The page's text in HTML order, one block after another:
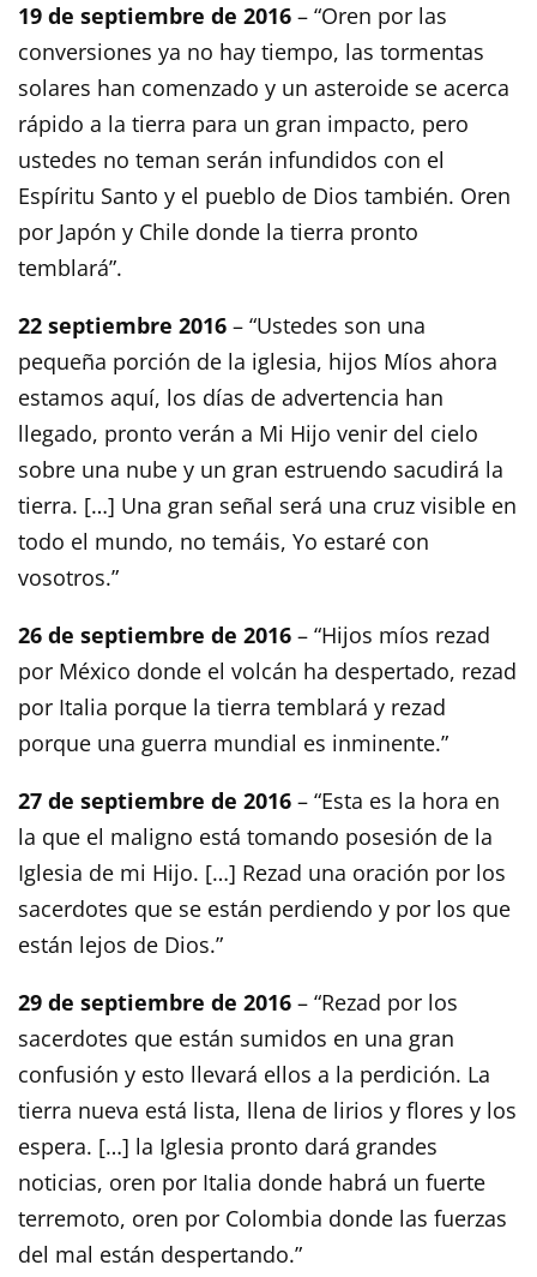
19 de septiembre de 2016 – “Oren por las
conversiones ya no hay tiempo, las tormentas
solares han comenzado y un asteroide se acerca
rápido a la tierra para un gran impacto, pero
ustedes no teman serán infundidos con el
Espíritu Santo y el pueblo de Dios también. Oren
por Japón y Chile donde la tierra pronto
temblará”.
22 septiembre 2016 – “Ustedes son una
pequeña porción de la iglesia, hijos Míos ahora
estamos aquí, los días de advertencia han
llegado, pronto verán a Mi Hijo venir del cielo
sobre una nube y un gran estruendo sacudirá la
tierra. […] Una gran señal será una cruz visible en
todo el mundo, no temáis, Yo estaré con
vosotros.”
26 de septiembre de 2016 – “Hijos míos rezad
por México donde el volcán ha despertado, rezad
por Italia porque la tierra temblará y rezad
porque una guerra mundial es inminente.”
27 de septiembre de 2016 – “Esta es la hora en
la que el maligno está tomando posesión de la
Iglesia de mi Hijo. […] Rezad una oración por los
sacerdotes que se están perdiendo y por los que
están lejos de Dios.”
29 de septiembre de 2016 – “Rezad por los
sacerdotes que están sumidos en una gran
confusión y esto llevará ellos a la perdición. La
tierra nueva está lista, llena de lirios y flores y los
espera. […] la Iglesia pronto dará grandes
noticias, oren por Italia donde habrá un fuerte
terremoto, oren por Colombia donde las fuerzas
del mal están despertando.”